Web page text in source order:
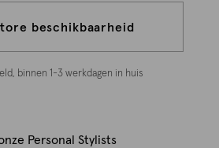
beschikbaarheid
binnen 1-3 werkdagen in huis
Personal Stylists